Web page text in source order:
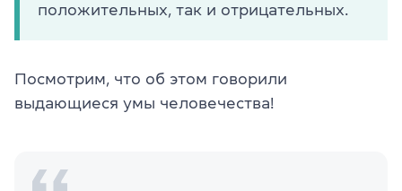
положительных, так и отрицательных.
Посмотрим, что об этом говорили
выдающиеся умы человечества!